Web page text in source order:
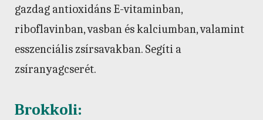
gazdag antioxidáns E-vitaminban,
riboflavinban, vasban és kalciumban, valamint
esszenciális zsírsavakban. Segíti a
zsíranyagcserét.
Brokkoli: